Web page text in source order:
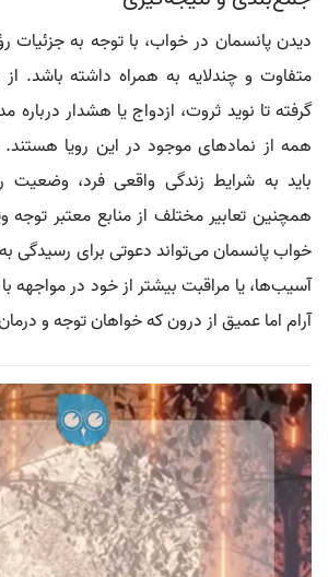
دیدن پانسمان در خواب، با توجه به جزئیات
متفاوت و چندلایه به همراه داشته باشد.
گرفته تا نوید ثروت، ازدواج یا هشدار درباره
همه از نمادهای موجود در این رویا
باید به شرایط زندگی واقعی فرد، وضعیت
همچنین تعابیر مختلف از منابع معتبر توجه
خواب پانسمان می‌تواند دعوتی برای رسیدگی
آسیب‌ها، یا مراقبت بیشتر از خود در مواجهه
آرام اما عمیق از درون که خواهان توجه و